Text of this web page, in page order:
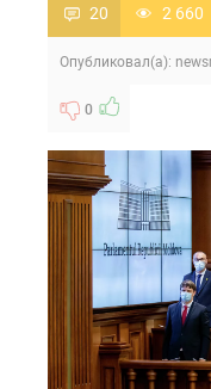
20 2 660
Опубликовал(а):
0